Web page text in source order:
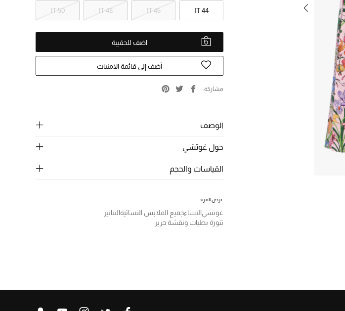
IT 44
IT 46
IT 48
IT 50
اضف للحقيبة
أضف إلى قائمة الامنيات
مشاركة
الوصف
حول غوتشي
القياسات والحجم
عرض المزيد
غوتشيالنساءجميع الملابس النسائيةالتنانير
تنورة بطيات ونقشة حرير